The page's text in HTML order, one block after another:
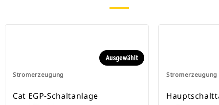
Stromerzeugung
Ausgewählt
Cat EGP-Schaltanlage
Stromerzeugung